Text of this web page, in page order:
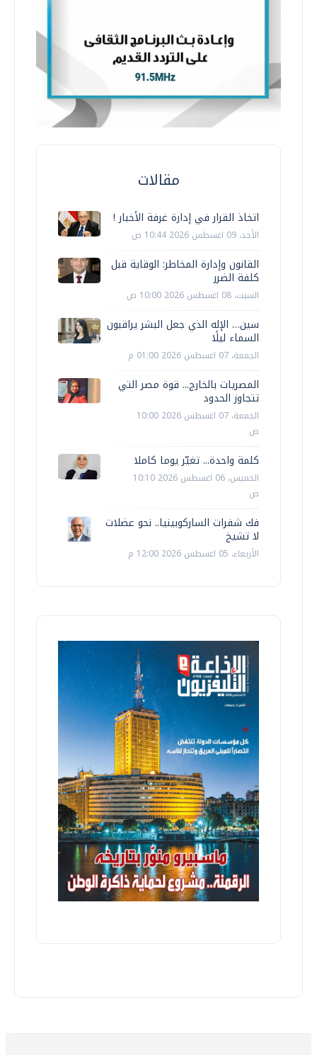
مقالات
اتخاذ القرار في إدارة غرفة الأخبار !
الأحد، 09 اغسطس 2026 10:44 ص
القانون وإدارة المخاطر: الوقاية قبل
كلفة الضرر
السبت، 08 اغسطس 2026 10:00 ص
سين… الإله الذي جعل البشر يراقبون
السماء ليلًا
الجمعة، 07 اغسطس 2026 01:00 م
المصريات بالخارج... قوة مصر التي
تتجاوز الحدود
الجمعة، 07 اغسطس 2026 10:00
ص
كلمة واحدة... تغيّر يوما كاملا
الخميس، 06 اغسطس 2026 10:10
ص
فك شفرات الساركوبينيا.. نحو عضلات
لا تشيخ
الأربعاء، 05 اغسطس 2026 12:00 م